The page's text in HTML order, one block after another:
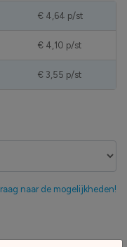
naar de mogelijkheden!
€ 4,64 p/st
€ 4,10 p/st
€ 3,55 p/st